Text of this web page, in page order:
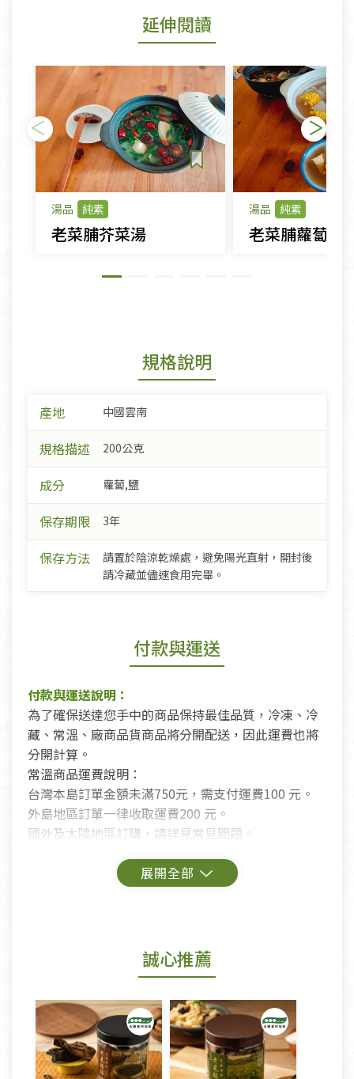
延伸閱讀
湯品 純素
老菜脯芥菜湯
湯品 純素
老菜脯蘿蔔蔬
規格說明
產地 中國雲南
規格描述 200公克
成分 蘿蔔,鹽
保存期限 3年
保存方法
請置於陰涼乾燥處，避免陽光直射，開封後
請冷藏並儘速食用完畢。
付款與運送
付款與運送說明：
為了確保送達您手中的商品保持最佳品質，冷凍、冷
藏、常溫、廠商品貨商品將分開配送，因此運費也將
分開計算。
常溫商品運費說明：
台灣本島訂單金額未滿750元，需支付運費100 元。
外島地區訂單一律收取運費200 元。
國外及大陸地區訂購，請詳見常見問題。
鑑賞期商品說明：
若您購買的商品有下列「不適用七天鑑賞期商品」情
形者，除商品瑕疵以外，恕不接受退換貨.
依消保法之規定提供該商品七天免費鑑賞期(含例假
日)的服務，原則上若商品未經使用或被汙損(除商品
瑕疵)，一般皆可申請退換貨。
誠心推薦